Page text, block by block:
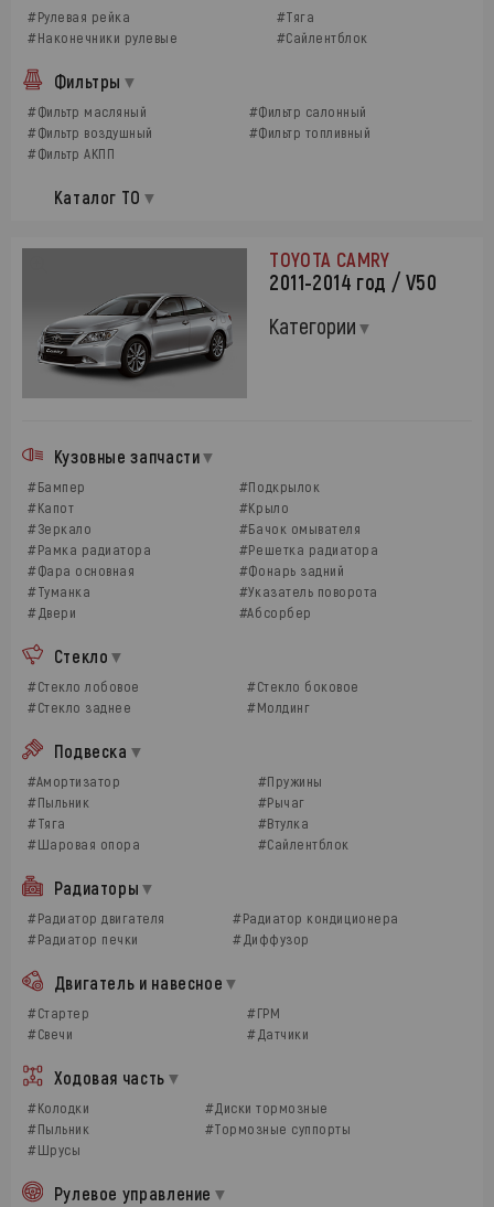
#Рулевая рейка
#Тяга
#Наконечники рулевые
#Сайлентблок
Фильтры
#Фильтр масляный
#Фильтр салонный
#Фильтр воздушный
#Фильтр топливный
#Фильтр АКПП
Каталог ТО
TOYOTA CAMRY
2011-2014 год / V50
Категории
Кузовные запчасти
#Бампер
#Подкрылок
#Капот
#Крыло
#Зеркало
#Бачок омывателя
#Рамка радиатора
#Решетка радиатора
#Фара основная
#Фонарь задний
#Туманка
#Указатель поворота
#Двери
#Абсорбер
Стекло
#Стекло лобовое
#Стекло боковое
#Стекло заднее
#Молдинг
Подвеска
#Амортизатор
#Пружины
#Пыльник
#Рычаг
#Тяга
#Втулка
#Шаровая опора
#Сайлентблок
Радиаторы
#Радиатор двигателя
#Радиатор кондиционера
#Радиатор печки
#Диффузор
Двигатель и навесное
#Стартер
#ГРМ
#Свечи
#Датчики
Ходовая часть
#Колодки
#Диски тормозные
#Пыльник
#Тормозные суппорты
#Шрусы
Рулевое управление